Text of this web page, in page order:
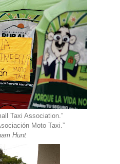
Taxi Association.”
Moto Taxi.”
Hunt